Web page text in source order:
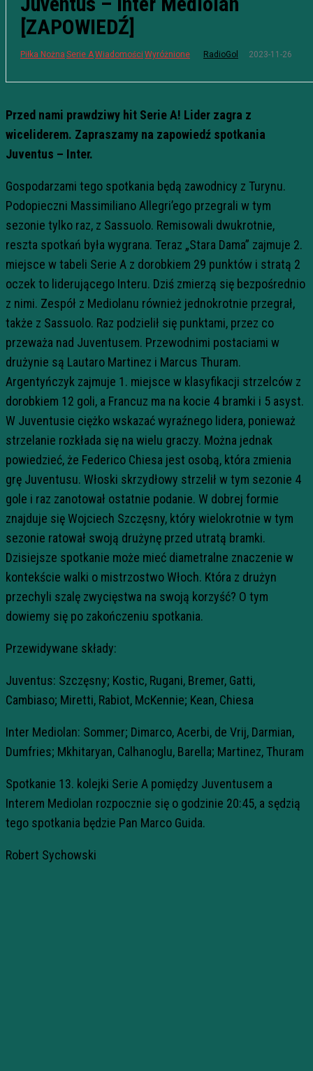
[ZAPOWIEDŹ]
Piłka Nożna Serie AWiadomości Wyróżnione RadioGol 2023-11-26
Przed nami prawdziwy hit Serie A! Lider zagra z
wiceliderem. Zapraszamy na zapowiedź spotkania
Juventus – Inter.
Gospodarzami tego spotkania będą zawodnicy z Turynu.
Podopieczni Massimiliano Allegri’ego przegrali w tym
sezonie tylko raz, z Sassuolo. Remisowali dwukrotnie,
reszta spotkań była wygrana. Teraz „Stara Dama” zajmuje 2.
miejsce w tabeli Serie A z dorobkiem 29 punktów i stratą 2
oczek to liderującego Interu. Dziś zmierzą się bezpośrednio
z nimi. Zespół z Mediolanu również jednokrotnie przegrał,
także z Sassuolo. Raz podzielił się punktami, przez co
przeważa nad Juventusem. Przewodnimi postaciami w
drużynie są Lautaro Martinez i Marcus Thuram.
Argentyńczyk zajmuje 1. miejsce w klasyfikacji strzelców z
dorobkiem 12 goli, a Francuz ma na kocie 4 bramki i 5 asyst.
W Juventusie ciężko wskazać wyraźnego lidera, ponieważ
strzelanie rozkłada się na wielu graczy. Można jednak
powiedzieć, że Federico Chiesa jest osobą, która zmienia
grę Juventusu. Włoski skrzydłowy strzelił w tym sezonie 4
gole i raz zanotował ostatnie podanie. W dobrej formie
znajduje się Wojciech Szczęsny, który wielokrotnie w tym
sezonie ratował swoją drużynę przed utratą bramki.
Dzisiejsze spotkanie może mieć diametralne znaczenie w
kontekście walki o mistrzostwo Włoch. Która z drużyn
przechyli szalę zwycięstwa na swoją korzyść? O tym
dowiemy się po zakończeniu spotkania.
Przewidywane składy:
Juventus: Szczęsny; Kostic, Rugani, Bremer, Gatti,
Cambiaso; Miretti, Rabiot, McKennie; Kean, Chiesa
Inter Mediolan: Sommer; Dimarco, Acerbi, de Vrij, Darmian,
Dumfries; Mkhitaryan, Calhanoglu, Barella; Martinez, Thuram
Spotkanie 13. kolejki Serie A pomiędzy Juventusem a
Interem Mediolan rozpocznie się o godzinie 20:45, a sędzią
tego spotkania będzie Pan Marco Guida.
Robert Sychowski